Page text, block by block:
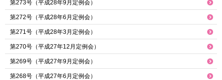
第273号（平成28年9月定例会）
第272号（平成28年6月定例会）
第271号（平成28年3月定例会）
第270号（平成27年12月定例会）
第269号（平成27年9月定例会）
第268号（平成27年6月定例会）